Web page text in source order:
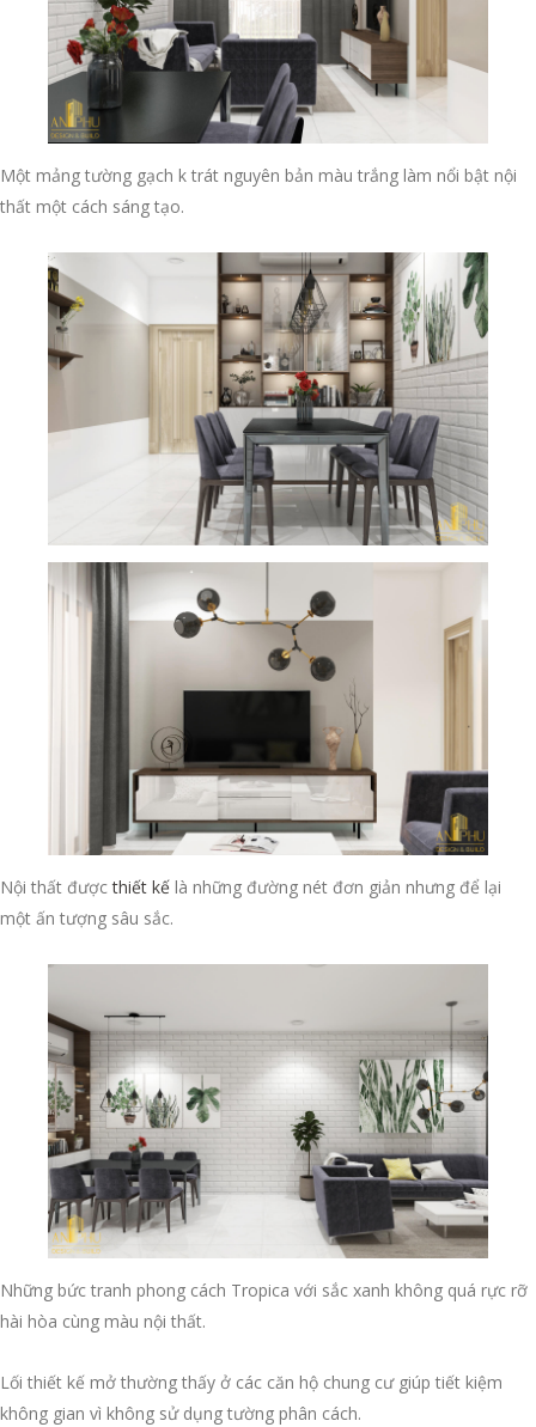
Một mảng tường gạch k trát nguyên bản màu trắng làm nổi bật nội
thất một cách sáng tạo.
Nội thất đượcthiết kế là những đường nét đơn giản nhưng để lại
một ấn tượng sâu sắc.
Những bức tranh phong cách Tropica với sắc xanh không quá rực rỡ
hài hòa cùng màu nội thất.
Lối thiết kế mở thường thấy ở các căn hộ chung cư giúp tiết kiệm
không gian vì không sử dụng tường phân cách.